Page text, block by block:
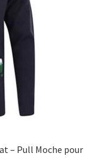
– Pull Moche pour